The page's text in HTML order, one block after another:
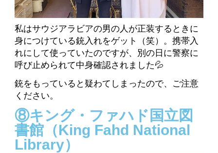
私はサウジアラビアの男の人が正装するときに
身につけている銃入れをゲット（笑）。携帯入
れにして使っていたのですが、別の日に警察に
呼び止められて中身確認されました💦
銃をもっていると疑わてしまったので、ご注意
ください。
⑧キング・ファハド国立図
書館（King Fahd National
Library）